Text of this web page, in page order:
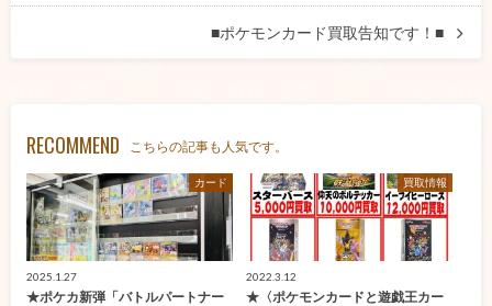
■ポケモンカード買取告知です！■
RECOMMEND こちらの記事も人気です。
カード
2025.1.27
★ポケカ新弾「バトルパートナー
買取情報
2022.3.12
★〈ポケモンカードと遊戯王カー